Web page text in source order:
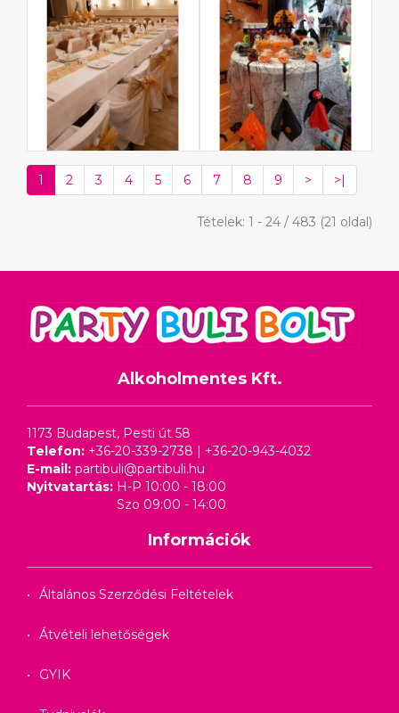
1 2 3 4 5 6 7 8 9 > >|
Tételek: 1 - 24 / 483 (21 oldal)
Alkoholmentes Kft.
1173 Budapest, Pesti út 58
Telefon: +36-20-339-2738 | +36-20-943-4032
E-mail: partibuli@partibuli.hu
Nyitvatartás: H-P 10:00 - 18:00
Szo 09:00 - 14:00
Információk
Általános Szerződési Feltételek
Átvételi lehetőségek
GYIK